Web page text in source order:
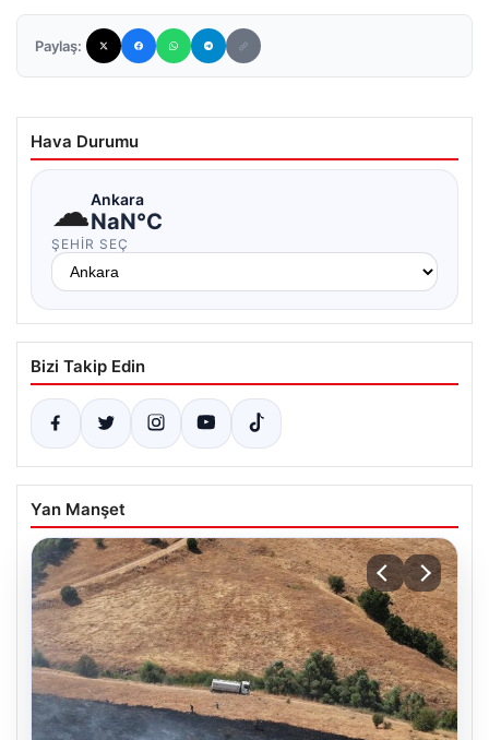
Paylaş:
Hava Durumu
☁Ankara
NaN°C
ŞEHIR SEÇ
Bizi Takip Edin
Yan Manşet